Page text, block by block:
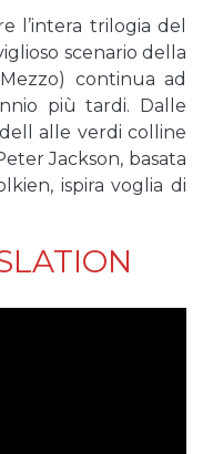
l’intera trilogia del
scenario della
continua ad
più tardi. Dalle
alle verdi colline
Jackson, basata
ispira voglia di